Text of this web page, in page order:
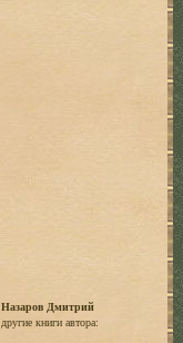
Назаров Дмитрий
другие книги автора: